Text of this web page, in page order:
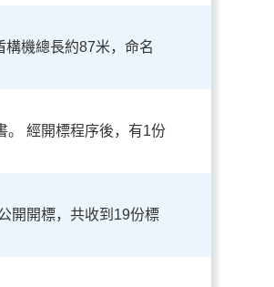
機總長約87米，命名
。 經開標程序後，有1份
開開標，共收到19份標